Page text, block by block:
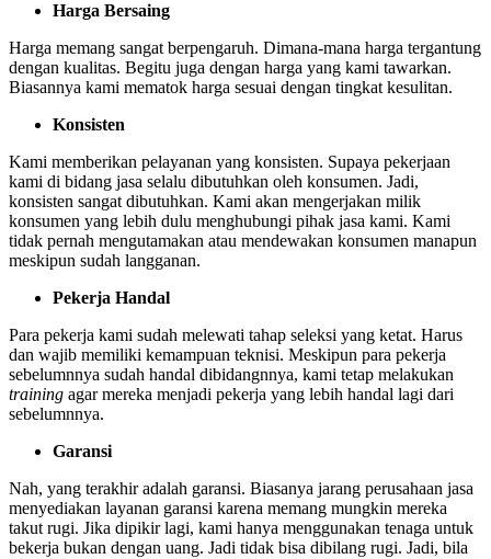
Harga Bersaing
Harga memang sangat berpengaruh. Dimana-mana harga tergantung
dengan kualitas. Begitu juga dengan harga yang kami tawarkan.
Biasannya kami mematok harga sesuai dengan tingkat kesulitan.
Konsisten
Kami memberikan pelayanan yang konsisten. Supaya pekerjaan
kami di bidang jasa selalu dibutuhkan oleh konsumen. Jadi,
konsisten sangat dibutuhkan. Kami akan mengerjakan milik
konsumen yang lebih dulu menghubungi pihak jasa kami. Kami
tidak pernah mengutamakan atau mendewakan konsumen manapun
meskipun sudah langganan.
Pekerja Handal
Para pekerja kami sudah melewati tahap seleksi yang ketat. Harus
dan wajib memiliki kemampuan teknisi. Meskipun para pekerja
sebelumnnya sudah handal dibidangnnya, kami tetap melakukan
training agar mereka menjadi pekerja yang lebih handal lagi dari
sebelumnnya.
Garansi
Nah, yang terakhir adalah garansi. Biasanya jarang perusahaan jasa
menyediakan layanan garansi karena memang mungkin mereka
takut rugi. Jika dipikir lagi, kami hanya menggunakan tenaga untuk
bekerja bukan dengan uang. Jadi tidak bisa dibilang rugi. Jadi, bila